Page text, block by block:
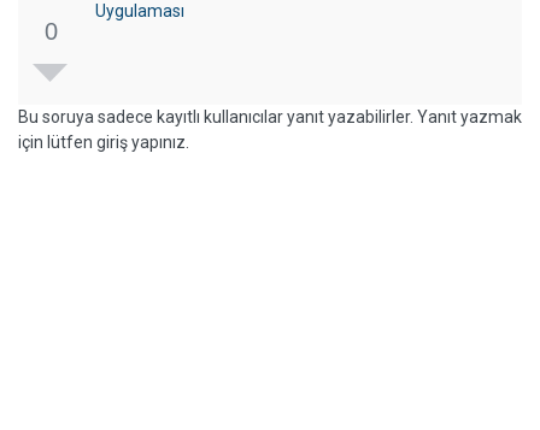
0
Uygulaması
Bu soruya sadece kayıtlı kullanıcılar yanıt yazabilirler. Yanıt yazmak
için lütfen giriş yapınız.